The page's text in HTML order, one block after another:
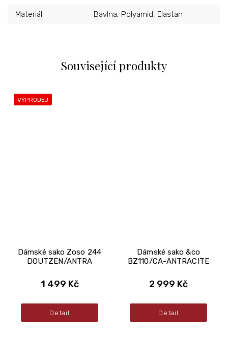
Související produkty
VÝPRODEJ
Dámské sako Zoso 244
DOUTZEN/ANTRA
1 499 Kč
Detail
Dámské sako &co
BZ110/CA-ANTRACITE
2 999 Kč
Detail
Materiál: Bavlna, Polyamid, Elastan